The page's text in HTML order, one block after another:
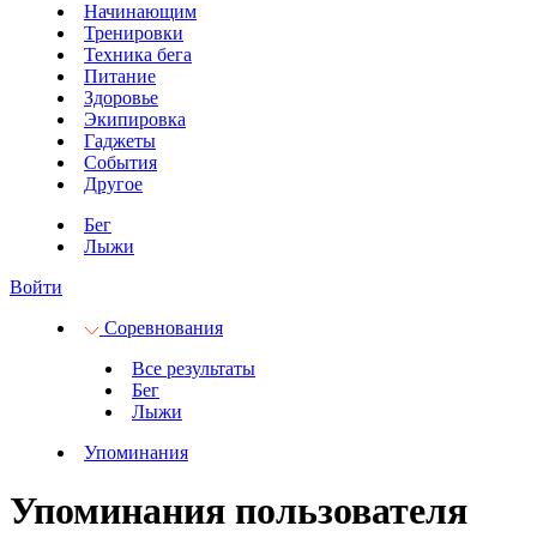
Начинающим
Тренировки
Техника бега
Питание
Здоровье
Экипировка
Гаджеты
События
Другое
Бег
Лыжи
Войти
Соревнования
Все результаты
Бег
Лыжи
Упоминания
Упоминания пользователя